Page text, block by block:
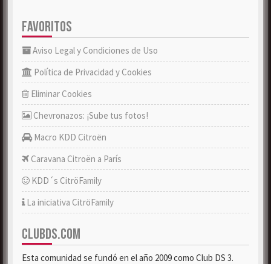
FAVORITOS
Aviso Legal y Condiciones de Uso
Política de Privacidad y Cookies
Eliminar Cookies
Chevronazos: ¡Sube tus fotos!
Macro KDD Citroën
Caravana Citroën a París
KDD´s CitröFamily
La iniciativa CitröFamily
CLUBDS.COM
Esta comunidad se fundó en el año 2009 como Club DS 3.